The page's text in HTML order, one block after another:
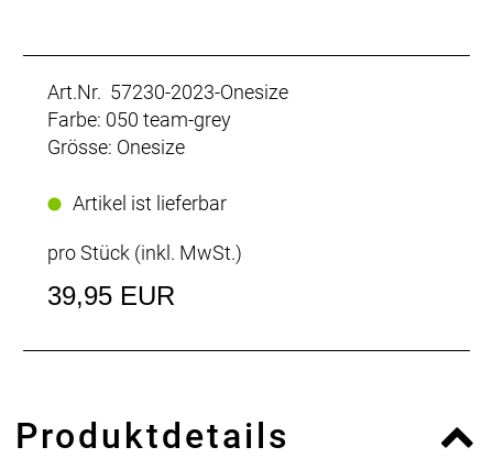
Art.Nr. 57230-2023-Onesize
Farbe: 050 team-grey
Grösse: Onesize
Artikel ist lieferbar
pro Stück (inkl. MwSt.)
39,95 EUR
Produktdetails